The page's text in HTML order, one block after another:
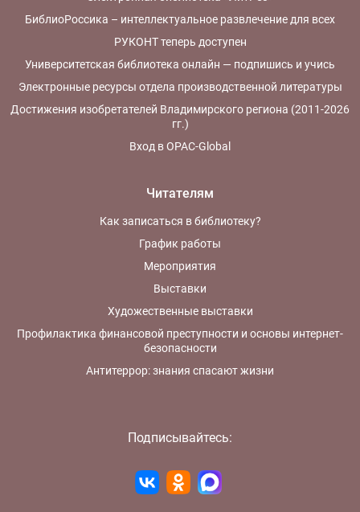
БиблиоРоссика – интеллектуальное развлечение для всех
РУКОНТ теперь доступен
Университетская библиотека онлайн — подпишись и учись
Электронные ресурсы отдела производственной литературы
Достижения изобретателей Владимирского региона (2011-2026
гг.)
Вход в OPAC-Global
Читателям
Как записаться в библиотеку?
График работы
Мероприятия
Выставки
Художественные выставки
Профилактика финансовой преступности и основы интернет-
безопасности
Антитеррор: знания спасают жизни
Подписывайтесь: